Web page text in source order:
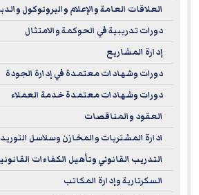
العلاقات العامة والإعلام والبروتوكول
دورات تدريبية في الحوكمة والامتثال
إدارة المشاريع
دورات وشهادات معتمدة في إدارة الجودة
دورات وشهادات معتمدة خدمة العملاء
العقود والمناقصات
ادارة المشتريات والمخازن وسلاسل التوريد
التدريب القانوني وتأهيل الكفاءات
السكرتارية وإدارة المكاتب